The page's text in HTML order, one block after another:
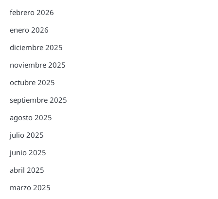
febrero 2026
enero 2026
diciembre 2025
noviembre 2025
octubre 2025
septiembre 2025
agosto 2025
julio 2025
junio 2025
abril 2025
marzo 2025